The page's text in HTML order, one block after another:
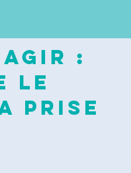
agir :
le
prise